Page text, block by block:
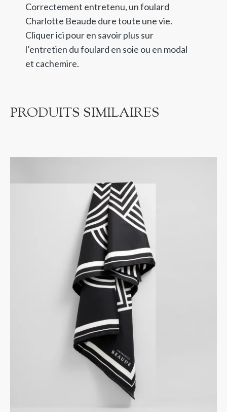
Correctement entretenu, un foulard
Charlotte Beaude dure toute une vie.
Cliquer ici pour en savoir plus sur
l’entretien du foulard en soie ou en modal
et cachemire.
PRODUITS SIMILAIRES